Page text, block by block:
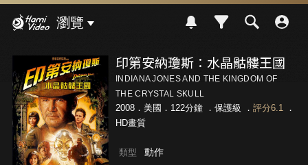
瀏覽
印第安納瓊斯：水晶骷髏王國
INDIANA JONES AND THE KINGDOM OF
THE CRYSTAL SKULL
2008．美國．122分鐘 ． 保護級 ． 評分6.1．
HD畫質
類型 動作